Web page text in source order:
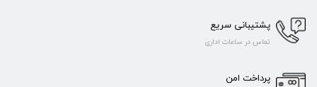
پشتیبانی سریع
تماس در ساعات اداری
پرداخت امن